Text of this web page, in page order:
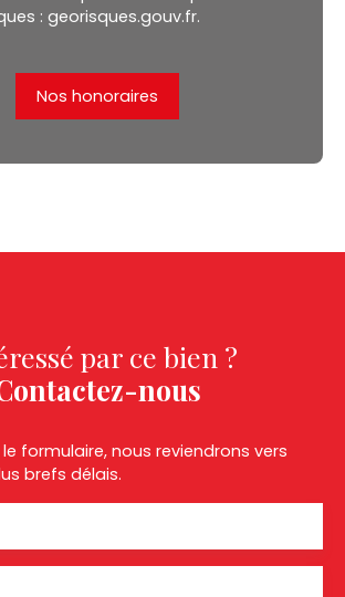
: georisques.gouv.fr.
Nos honoraires
par ce bien ?
nous
formulaire, nous reviendrons vers
brefs délais.